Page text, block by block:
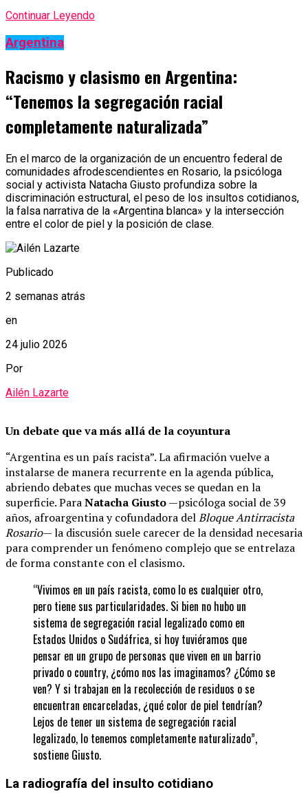
Continuar Leyendo
Argentina
Racismo y clasismo en Argentina:
“Tenemos la segregación racial
completamente naturalizada”
En el marco de la organización de un encuentro federal de
comunidades afrodescendientes en Rosario, la psicóloga
social y activista Natacha Giusto profundiza sobre la
discriminación estructural, el peso de los insultos cotidianos,
la falsa narrativa de la «Argentina blanca» y la intersección
entre el color de piel y la posición de clase.
Publicado
2 semanas atrás
en
24 julio 2026
Por
Ailén Lazarte
Un debate que va más allá de la coyuntura
“Argentina es un país racista”. La afirmación vuelve a
instalarse de manera recurrente en la agenda pública,
abriendo debates que muchas veces se quedan en la
superficie. ParaNatacha Giusto—psicóloga social de 39
años, afroargentina y cofundadora delBloque Antirracista
Rosario— la discusión suele carecer de la densidad necesaria
para comprender un fenómeno complejo que se entrelaza
de forma constante con el clasismo.
“Vivimos en un país racista, como lo es cualquier otro,
pero tiene sus particularidades. Si bien no hubo un
sistema de segregación racial legalizado como en
Estados Unidos o Sudáfrica, si hoy tuviéramos que
pensar en un grupo de personas que viven en un barrio
privado o country, ¿cómo nos las imaginamos? ¿Cómo se
ven? Y si trabajan en la recolección de residuos o se
encuentran encarceladas, ¿qué color de piel tendrían?
Lejos de tener un sistema de segregación racial
legalizado, lo tenemos completamente naturalizado”,
sostiene Giusto.
La radiografía del insulto cotidiano